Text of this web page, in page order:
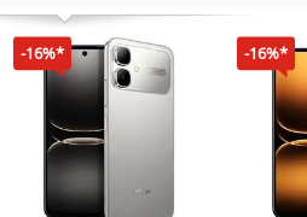
-16%* -16%*